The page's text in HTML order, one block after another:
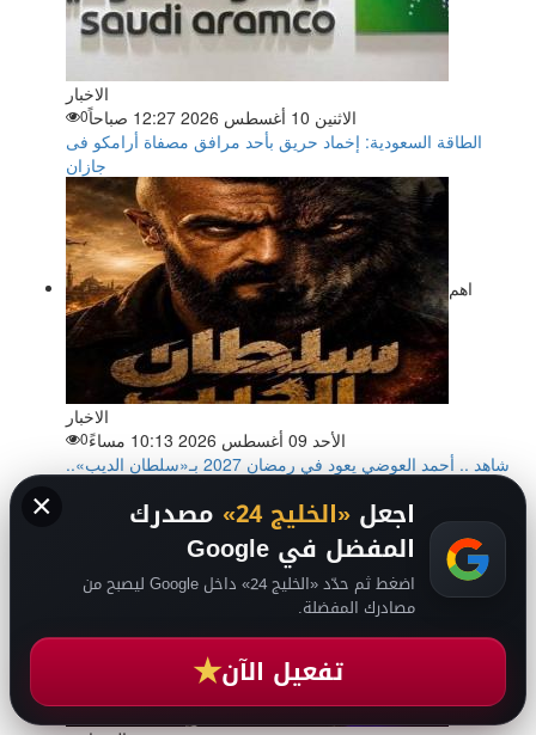
الاخبار
الاثنين 10 أغسطس 2026 12:27 صباحاً
0
الطاقة السعودية: إخماد حريق بأحد مرافق مصفاة أرامكو فى
جازان
اهم
الاخبار
الأحد 09 أغسطس 2026 10:13 مساءً
0
شاهد .. أحمد العوضي يعود في رمضان 2027 بـ«سلطان الديب»..
× اجعل «الخليج 24» مصدرك
المفضل في Google
اضغط ثم حدّد «الخليج 24» داخل Google ليصبح من
مصادرك المفضلة.
تفعيل الآن★